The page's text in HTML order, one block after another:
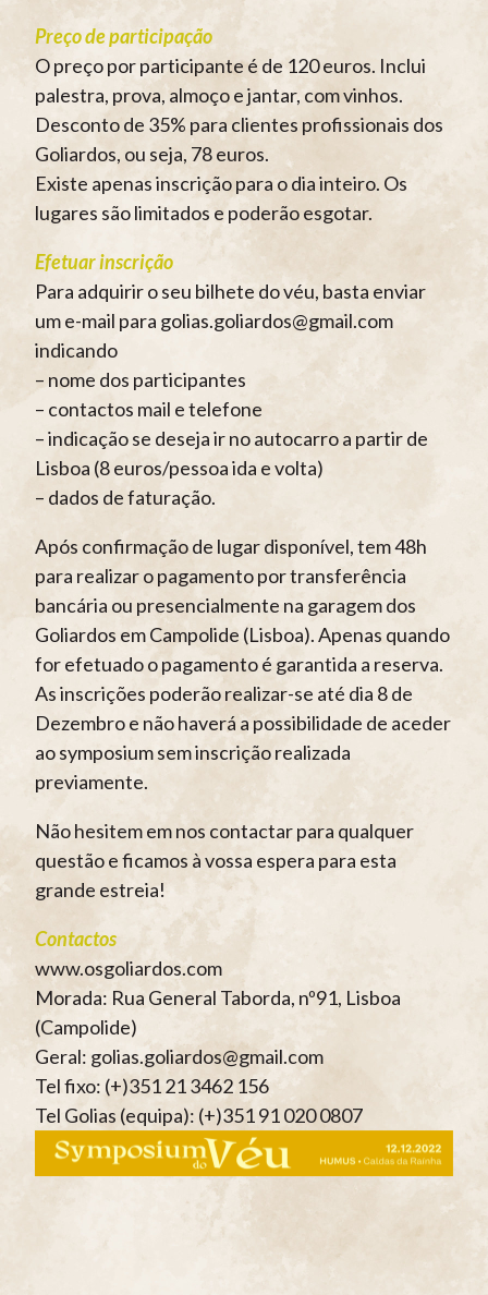
Preço de participação
O preço por participante é de 120 euros. Inclui
palestra, prova, almoço e jantar, com vinhos.
Desconto de 35% para clientes profissionais dos
Goliardos, ou seja, 78 euros.
Existe apenas inscrição para o dia inteiro. Os
lugares são limitados e poderão esgotar.
Efetuar inscrição
Para adquirir o seu bilhete do véu, basta enviar
um e-mail para golias.goliardos@gmail.com
indicando
– nome dos participantes
– contactos mail e telefone
– indicação se deseja ir no autocarro a partir de
Lisboa (8 euros/pessoa ida e volta)
– dados de faturação.
Após confirmação de lugar disponível, tem 48h
para realizar o pagamento por transferência
bancária ou presencialmente na garagem dos
Goliardos em Campolide (Lisboa). Apenas quando
for efetuado o pagamento é garantida a reserva.
As inscrições poderão realizar-se até dia 8 de
Dezembro e não haverá a possibilidade de aceder
ao symposium sem inscrição realizada
previamente.
Não hesitem em nos contactar para qualquer
questão e ficamos à vossa espera para esta
grande estreia!
Contactos
www.osgoliardos.com
Morada: Rua General Taborda, nº91, Lisboa
(Campolide)
Geral: golias.goliardos@gmail.com
Tel fixo: (+)351 21 3462 156
Tel Golias (equipa): (+)351 91 020 0807